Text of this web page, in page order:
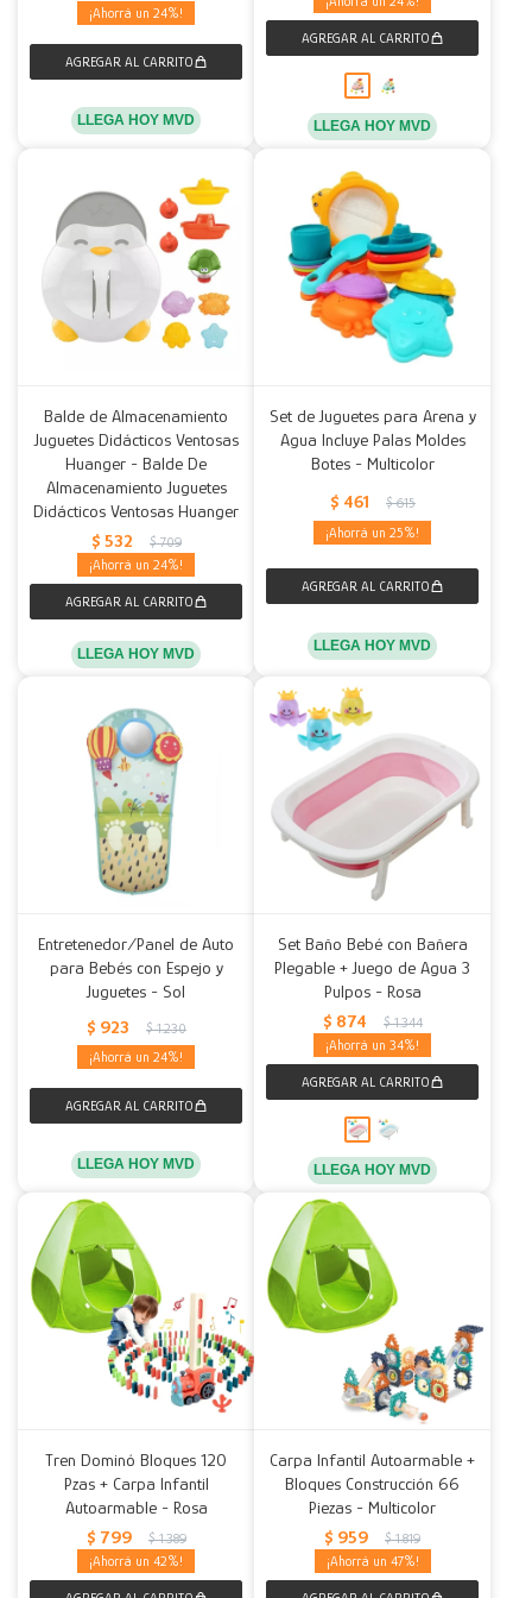
24
LLEGA HOY MVD LLEGA HOY MVD
Balde de Almacenamiento
Juguetes Didácticos Ventosas
Huanger - Balde De
Almacenamiento Juguetes
Didácticos Ventosas Huanger
$ 532 $ 709
24
LLEGA HOY MVD
Set de Juguetes para Arena y
Agua Incluye Palas Moldes
Botes - Multicolor
$ 461 $ 615
25
LLEGA HOY MVD
Entretenedor/Panel de Auto
para Bebés con Espejo y
Juguetes - Sol
$ 923 $ 1.230
24
LLEGA HOY MVD
Set Baño Bebé con Bañera
Plegable + Juego de Agua 3
Pulpos - Rosa
$ 874 $ 1.344
34
LLEGA HOY MVD
Tren Dominó Bloques 120
Pzas + Carpa Infantil
Autoarmable - Rosa
$ 799 $ 1.389
42
Carpa Infantil Autoarmable +
Bloques Construcción 66
Piezas - Multicolor
$ 959 $ 1.819
47